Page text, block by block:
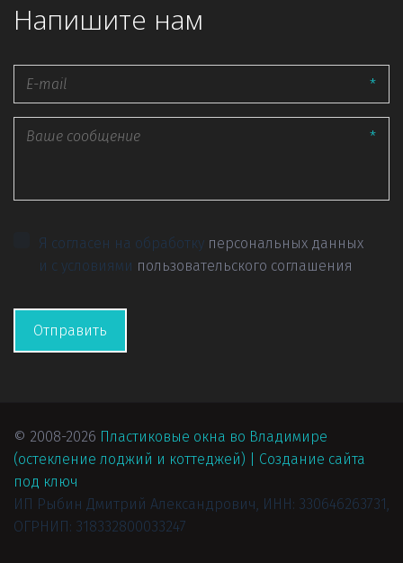
Напишите нам
*
*
Я согласен на обработку персональных данных
и с условиями пользовательского соглашения
Отправить
© 2008-2026 Пластиковые окна во Владимире
(остекление лоджий и коттеджей)
Создание сайта
под ключ
ИП Рыбин Дмитрий Александрович, ИНН: 330646263731,
ОГРНИП: 318332800033247